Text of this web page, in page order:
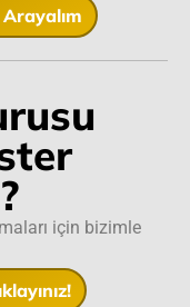
için bizimle